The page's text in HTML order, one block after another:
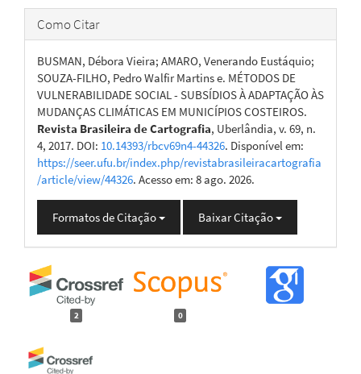
Como Citar
BUSMAN, Débora Vieira; AMARO, Venerando Eustáquio;
SOUZA-FILHO, Pedro Walfir Martins e. MÉTODOS DE
VULNERABILIDADE SOCIAL - SUBSÍDIOS À ADAPTAÇÃO ÀS
MUDANÇAS CLIMÁTICAS EM MUNICÍPIOS COSTEIROS.
Revista Brasileira de Cartografia, Uberlândia, v. 69, n.
4, 2017. DOI: 10.14393/rbcv69n4-44326. Disponível em:
https://seer.ufu.br/index.php/revistabrasileiracartografia
/article/view/44326. Acesso em: 8 ago. 2026.
Formatos de Citação Baixar Citação
2 0